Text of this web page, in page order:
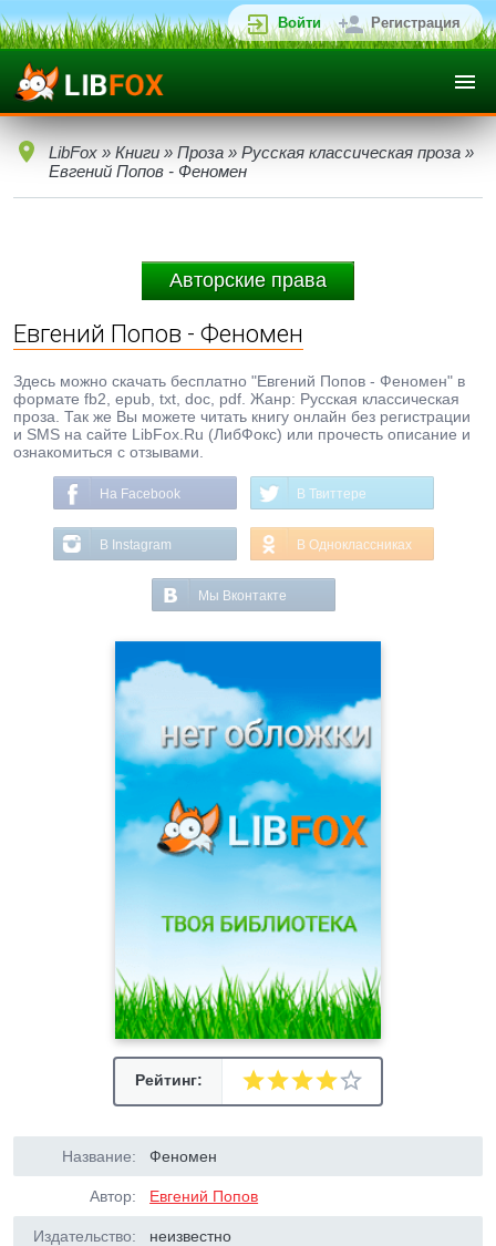
Войти Регистрация
LibFox » Книги » Проза » Русская классическая проза »
Евгений Попов - Феномен
Авторские права
Евгений Попов - Феномен
Здесь можно скачать бесплатно "Евгений Попов - Феномен" в
формате fb2, epub, txt, doc, pdf. Жанр: Русская классическая
проза. Так же Вы можете читать книгу онлайн без регистрации
и SMS на сайте LibFox.Ru (ЛибФокс) или прочесть описание и
ознакомиться с отзывами.
На Facebook В Твиттере
В Instagram В Одноклассниках
Мы Вконтакте
Рейтинг:
Название: Феномен
Автор: Евгений Попов
Издательство: неизвестно